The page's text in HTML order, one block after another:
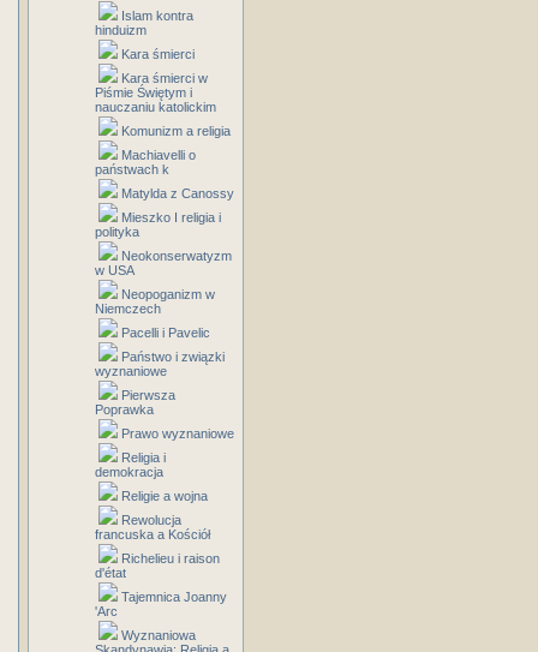
Islam kontra
hinduizm
Kara śmierci
Kara śmierci w
Piśmie Świętym i
nauczaniu katolickim
Komunizm a religia
Machiavelli o
państwach k
Matylda z Canossy
Mieszko I religia i
polityka
Neokonserwatyzm
w USA
Neopoganizm w
Niemczech
Pacelli i Pavelic
Państwo i związki
wyznaniowe
Pierwsza
Poprawka
Prawo wyznaniowe
Religia i
demokracja
Religie a wojna
Rewolucja
francuska a Kościół
Richelieu i raison
d'état
Tajemnica Joanny
'Arc
Wyznaniowa